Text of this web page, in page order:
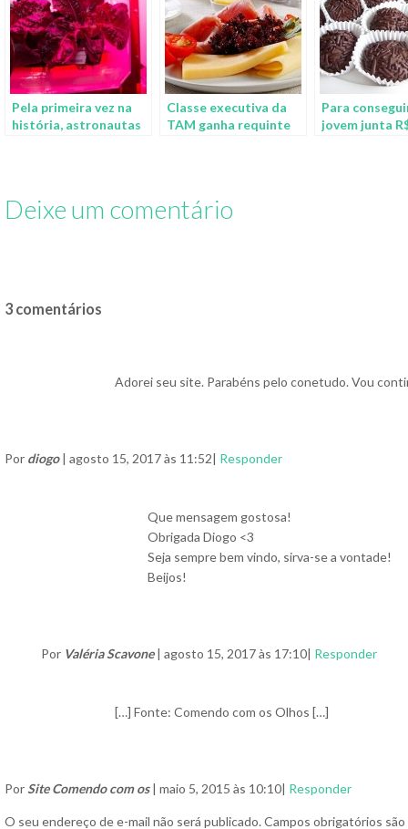
Pela primeira vez na
história, astronautas
Classe executiva da
TAM ganha requinte
Para
jovem junta
Deixe um comentário
3 comentários
Adorei seu site. Parabéns pelo conetudo. Vou
Por diogo| agosto 15, 2017 às 11:52| Responder
Que mensagem gostosa!
Obrigada Diogo <3
Seja sempre bem vindo, sirva-se a vontade!
Beijos!
Por Valéria Scavone| agosto 15, 2017 às 17:10| Responder
[…] Fonte: Comendo com os Olhos […]
PorSite Comendo com os| maio 5, 2015 às 10:10| Responder
O seu endereço de e-mail não será publicado. Campos obrigatórios